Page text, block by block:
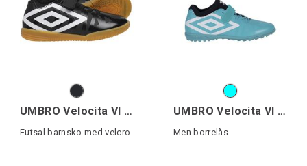
UMBRO Velocita VI 1.0 IC VE J
Futsal barnsko med velcro
UMBRO Velocita VI 1.0 TF VE
Men borrelås